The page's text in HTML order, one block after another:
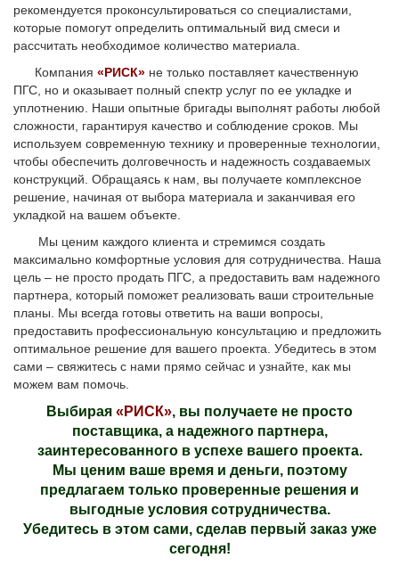
рекомендуется проконсультироваться со специалистами,
которые помогут определить оптимальный вид смеси и
рассчитать необходимое количество материала.
Компания «РИСК» не только поставляет качественную
ПГС, но и оказывает полный спектр услуг по ее укладке и
уплотнению. Наши опытные бригады выполнят работы любой
сложности, гарантируя качество и соблюдение сроков. Мы
используем современную технику и проверенные технологии,
чтобы обеспечить долговечность и надежность создаваемых
конструкций. Обращаясь к нам, вы получаете комплексное
решение, начиная от выбора материала и заканчивая его
укладкой на вашем объекте.
Мы ценим каждого клиента и стремимся создать
максимально комфортные условия для сотрудничества. Наша
цель – не просто продать ПГС, а предоставить вам надежного
партнера, который поможет реализовать ваши строительные
планы. Мы всегда готовы ответить на ваши вопросы,
предоставить профессиональную консультацию и предложить
оптимальное решение для вашего проекта. Убедитесь в этом
сами – свяжитесь с нами прямо сейчас и узнайте, как мы
можем вам помочь.
Выбирая «РИСК», вы получаете не просто
поставщика, а надежного партнера,
заинтересованного в успехе вашего проекта.
Мы ценим ваше время и деньги, поэтому
предлагаем только проверенные решения и
выгодные условия сотрудничества.
Убедитесь в этом сами, сделав первый заказ уже
сегодня!